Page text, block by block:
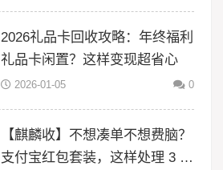
2026礼品卡回收攻略：年终福利
礼品卡闲置？这样变现超省心
2026-01-05 0
【麒麟收】不想凑单不想费脑？
支付宝红包套装，这样处理 3 分